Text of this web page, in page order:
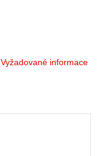
Vyžadované informace